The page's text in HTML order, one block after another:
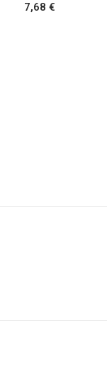
7,68 €